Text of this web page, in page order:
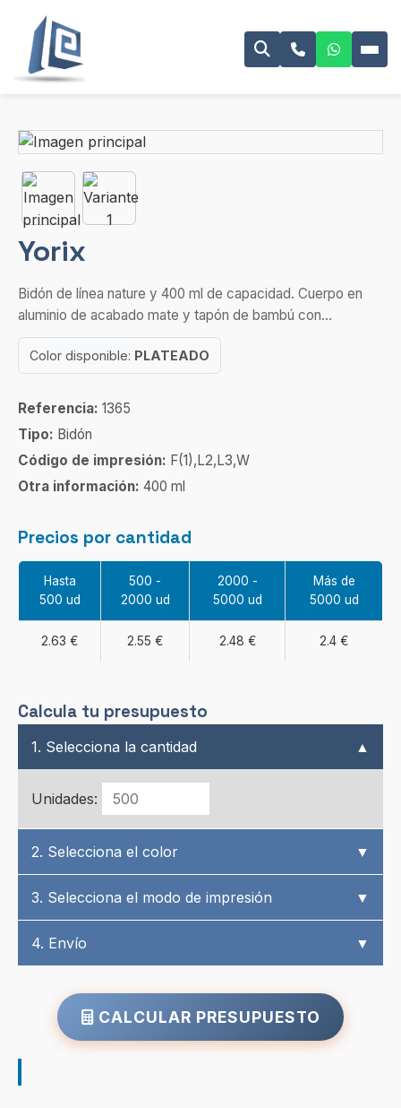
Yorix
Bidón de línea nature y 400 ml de capacidad. Cuerpo en
aluminio de acabado mate y tapón de bambú con...
Color disponible: PLATEADO
Referencia: 1365
Tipo: Bidón
Código de impresión: F(1),L2,L3,W
Otra información: 400 ml
Precios por cantidad
Hasta
500 ud
500 -
2000 ud
2000 -
5000 ud
Más de
5000 ud
2.63 € 2.55 € 2.48 € 2.4 €
Calcula tu presupuesto
1. Selecciona la cantidad ▲
Unidades:
2. Selecciona el color ▼
3. Selecciona el modo de impresión ▼
4. Envío ▼
CALCULAR PRESUPUESTO